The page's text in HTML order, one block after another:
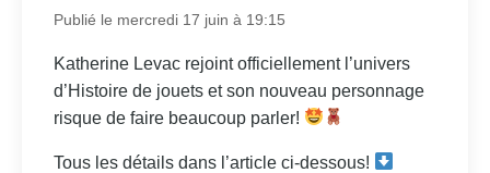
Publié le mercredi 17 juin à 19:15
Katherine Levac rejoint officiellement l’univers
d’Histoire de jouets et son nouveau personnage
risque de faire beaucoup parler!
Tous les détails dans l’article ci-dessous!